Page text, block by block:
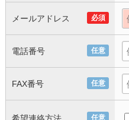
必須
メールアドレス
任意
電話番号
任意
FAX番号
任意